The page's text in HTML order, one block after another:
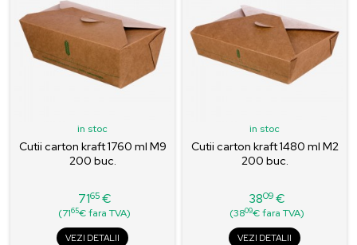
in stoc
Cutii carton kraft 1760 ml M9
200 buc.
Pret
7165 €
(7165€ fara TVA)
VEZI DETALII
in stoc
Cutii carton kraft 1480 ml M2
200 buc.
Pret
3809 €
(3809€ fara TVA)
VEZI DETALII